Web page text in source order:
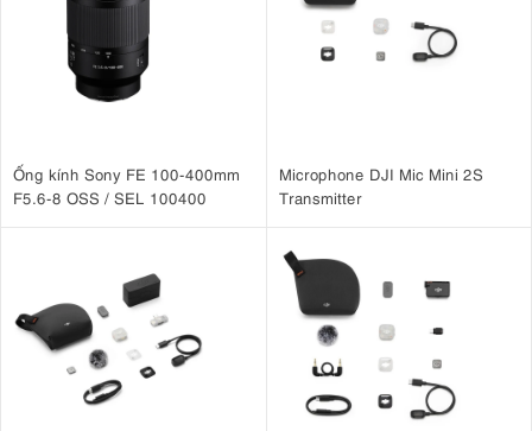
Ống kính Sony FE 100-400mm
F5.6-8 OSS / SEL 100400
Microphone DJI Mic Mini 2S
Transmitter